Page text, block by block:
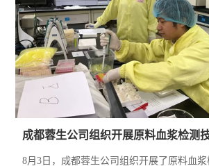
成都蓉生公司组织开展原料血浆检测
8月3日，成都蓉生公司组织开展了原料血